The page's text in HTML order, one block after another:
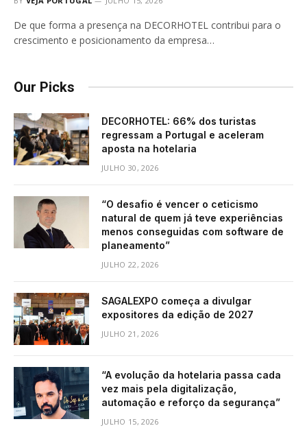
De que forma a presença na DECORHOTEL contribui para o
crescimento e posicionamento da empresa…
Our Picks
DECORHOTEL: 66% dos turistas
regressam a Portugal e aceleram
aposta na hotelaria
JULHO 30, 2026
“O desafio é vencer o ceticismo
natural de quem já teve experiências
menos conseguidas com software de
planeamento”
JULHO 22, 2026
SAGALEXPO começa a divulgar
expositores da edição de 2027
JULHO 21, 2026
“A evolução da hotelaria passa cada
vez mais pela digitalização,
automação e reforço da segurança”
JULHO 15, 2026